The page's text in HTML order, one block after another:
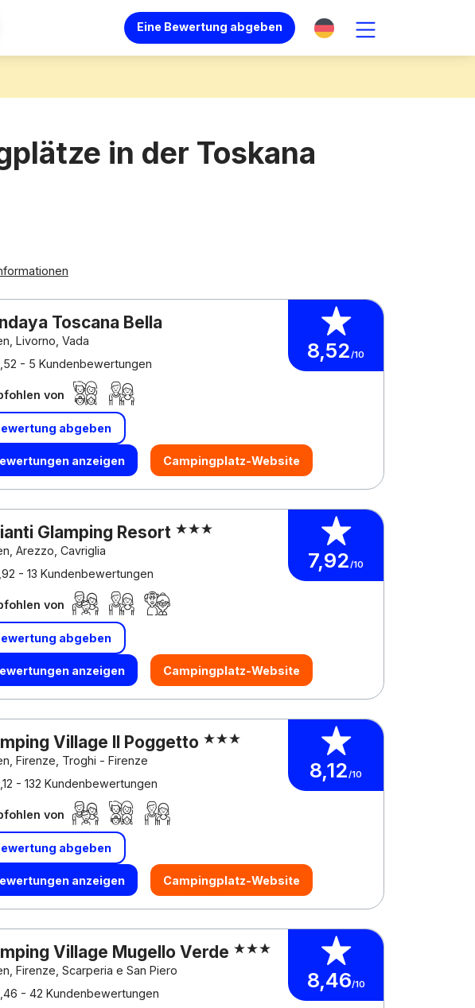
Eine Bewertung abgeben
in der Toskana
8,52/10
Toscana Bella
Livorno, Vada
- 5 Kundenbewertungen
von
abgeben
anzeigen Campingplatz-Website
7,92/10
Glamping Resort
Arezzo, Cavriglia
-13 Kundenbewertungen
von
abgeben
anzeigen Campingplatz-Website
8,12/10
Village Il Poggetto
Firenze, Troghi - Firenze
-132 Kundenbewertungen
von
abgeben
anzeigen Campingplatz-Website
8,46/10
Village Mugello Verde
Firenze, Scarperia e San Piero
-42 Kundenbewertungen